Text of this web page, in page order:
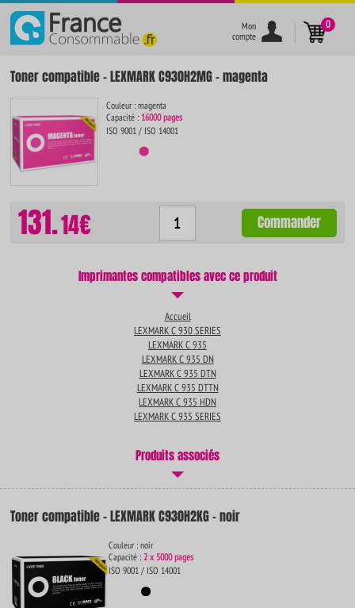
}
Mon
compte
0
Toner compatible - LEXMARK C930H2MG - magenta
Couleur : magenta
Capacité : 16000 pages
ISO 9001 / ISO 14001
131.14€ Commander
Imprimantes compatibles avec ce produit
Accueil
LEXMARK C 930 SERIES
LEXMARK C 935
LEXMARK C 935 DN
LEXMARK C 935 DTN
LEXMARK C 935 DTTN
LEXMARK C 935 HDN
LEXMARK C 935 SERIES
Produits associés
Toner compatible - LEXMARK C930H2KG - noir
Couleur : noir
Capacité :2 x 5000 pages
ISO 9001 / ISO 14001